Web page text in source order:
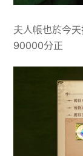
夫人帳也於今
90000分正